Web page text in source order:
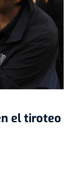
el tiroteo